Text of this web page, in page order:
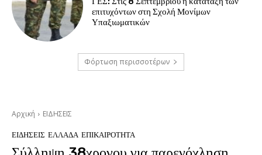
επιτυχόντων στη Σχολή Μονίμων
Υπαξιωματικών
Φόρτωση περισσοτέρων